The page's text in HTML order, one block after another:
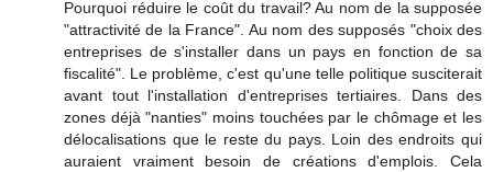
Pourquoi réduire le coût du travail? Au nom de la supposée
"attractivité de la France". Au nom des supposés "choix des
entreprises de s'installer dans un pays en fonction de sa
fiscalité". Le problème, c'est qu'une telle politique susciterait
avant tout l'installation d'entreprises tertiaires. Dans des
zones déjà "nanties" moins touchées par le chômage et les
délocalisations que le reste du pays. Loin des endroits qui
auraient vraiment besoin de créations d'emplois. Cela